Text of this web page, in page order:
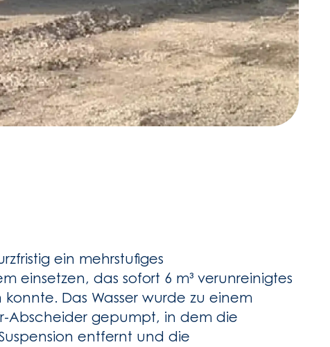
ein mehrstufiges
einsetzen, das sofort 6 m³ verunreinigtes
Das Wasser wurde zu einem
Abscheider gepumpt, in dem die
entfernt und die